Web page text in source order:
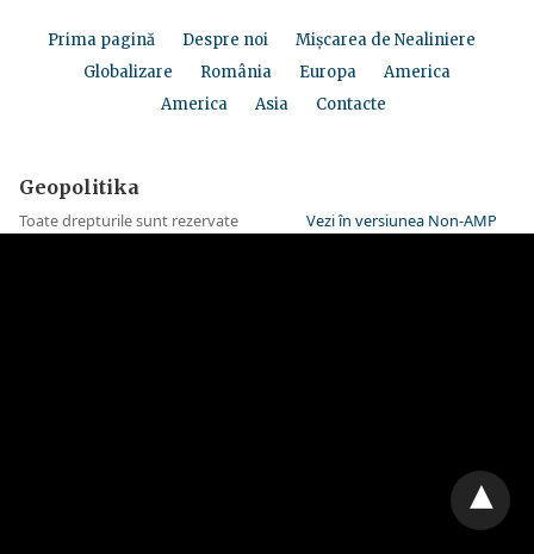
Prima pagină Despre noi
Mișcarea de Nealiniere
Globalizare
România Europa
America
America
Asia Contacte
Geopolitika
Toate drepturile sunt rezervate Vezi în versiunea Non-AMP